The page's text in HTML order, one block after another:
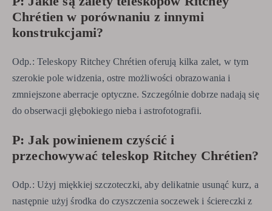
Chrétien w porównaniu z innymi
konstrukcjami?
Odp.: Teleskopy Ritchey Chrétien oferują kilka zalet, w tym
szerokie pole widzenia, ostre możliwości obrazowania i
zmniejszone aberracje optyczne. Szczególnie dobrze nadają się
do obserwacji głębokiego nieba i astrofotografii.
P: Jak powinienem czyścić i
przechowywać teleskop Ritchey Chrétien?
Odp.: Użyj miękkiej szczoteczki, aby delikatnie usunąć kurz, a
następnie użyj środka do czyszczenia soczewek i ściereczki z